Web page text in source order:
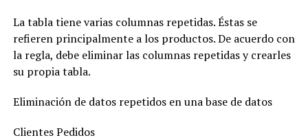
La tabla tiene varias columnas repetidas. Éstas se
refieren principalmente a los productos. De acuerdo con
la regla, debe eliminar las columnas repetidas y crearles
su propia tabla.
Eliminación de datos repetidos en una base de datos
Clientes Pedidos